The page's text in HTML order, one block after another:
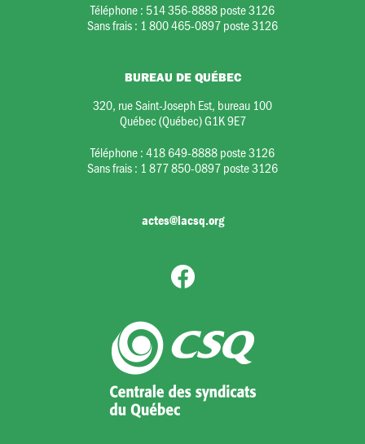
Téléphone : 514 356-8888 poste 3126
Sans frais : 1 800 465-0897 poste 3126
BUREAU DE QUÉBEC
320, rue Saint-Joseph Est, bureau 100
Québec (Québec) G1K 9E7
Téléphone :418 649-8888 poste 3126
Sans frais : 1 877 850-0897 poste 3126
actes@lacsq.org